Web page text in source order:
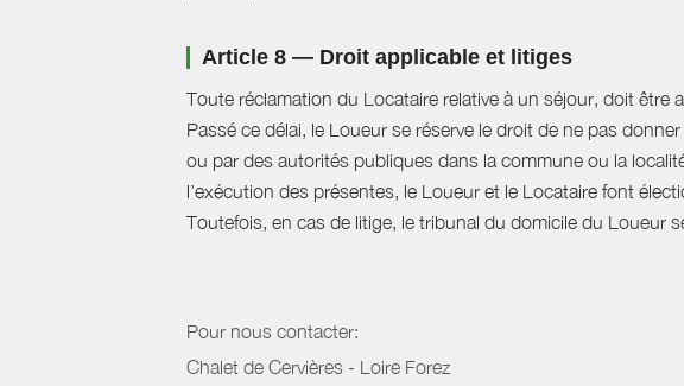
Article 8 — Droit applicable et litiges
Toute réclamation du Locataire relative à un séjour, doit
Passé ce délai, le Loueur se réserve le droit de ne pas
ou par des autorités publiques dans la commune ou la
l’exécution des présentes, le Loueur et le Locataire font
Toutefois, en cas de litige, le tribunal du domicile du Loueur
Pour nous contacter:
Chalet de Cervières - Loire Forez